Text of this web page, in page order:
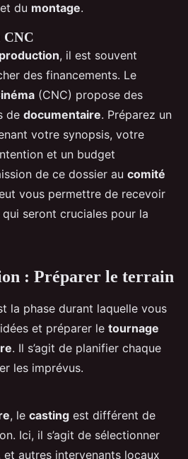
et du montage.
CNC
production, il est souvent
des financements. Le
(CNC) propose des
de documentaire. Préparez un
votre synopsis, votre
et un budget
de ce dossier au comité
vous permettre de recevoir
qui seront cruciales pour la
: Préparer le terrain
la phase durant laquelle vous
et préparer le tournage
. Il s’agit de planifier chaque
les imprévus.
, le casting est différent de
Ici, il s’agit de sélectionner
autres intervenants locaux